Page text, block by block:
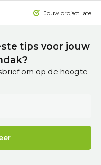
Jouw project laten
tips voor jouw
om op de hoogte